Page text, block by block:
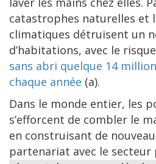
catastrophes naturelles et
climatiques détruisent un
d’habitations, avec le
sans abri quelque 14
chaque année (a).
Dans le monde entier, les
s’efforcent de combler le
en construisant de
partenariat avec le secteur